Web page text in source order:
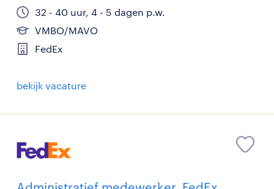
32 - 40 uur, 4 - 5 dagen p.w.
VMBO/MAVO
FedEx
bekijk vacature